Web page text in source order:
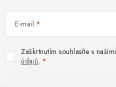
E-mail
Zaškrtnutím souhlasíte s našimi
údajů.